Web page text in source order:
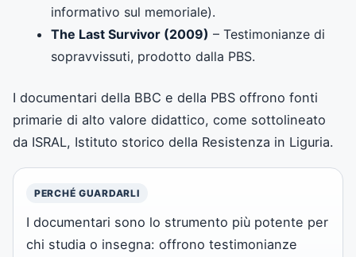
informativo sul memoriale).
The Last Survivor (2009) – Testimonianze di
sopravvissuti, prodotto dalla PBS.
I documentari della BBC e della PBS offrono fonti
primarie di alto valore didattico, come sottolineato
da ISRAL, Istituto storico della Resistenza in Liguria.
PERCHÉ GUARDARLI
I documentari sono lo strumento più potente per
chi studia o insegna: offrono testimonianze